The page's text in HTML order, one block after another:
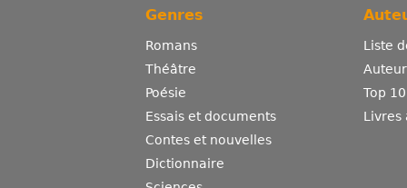
Genres
Romans
Théâtre
Poésie
Essais et documents
Contes et nouvelles
Dictionnaire
Liste
Top
Livres